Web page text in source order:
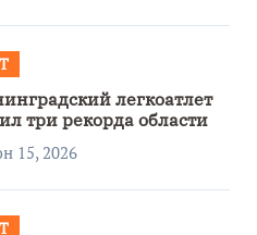
легкоатлет
три рекорда области
15, 2026